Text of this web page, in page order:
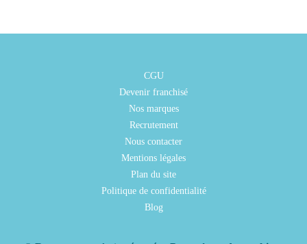
CGU
Devenir franchisé
Nos marques
Recrutement
Nous contacter
Mentions légales
Plan du site
Politique de confidentialité
Blog